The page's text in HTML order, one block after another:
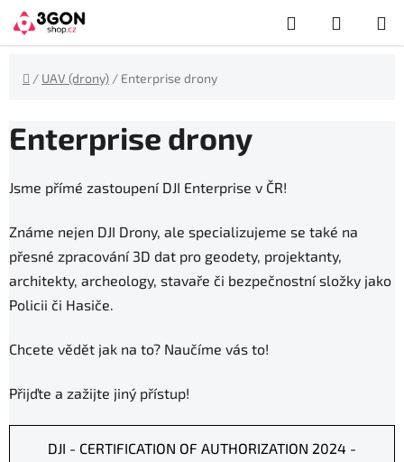
Přejít
na
obsah
Hledat
KOŠÍK
Domů
/ UAV (drony) / Enterprise drony
Enterprise drony
Jsme přímé zastoupení DJI Enterprise v ČR!
Známe nejen DJI Drony, ale specializujeme se také na
přesné zpracování 3D dat pro geodety, projektanty,
architekty, archeology, stavaře či bezpečnostní složky jako
Policii či Hasiče.
Chcete vědět jak na to? Naučíme vás to!
Přijďte a zažijte jiný přístup!
DJI - CERTIFICATION OF AUTHORIZATION 2024 -